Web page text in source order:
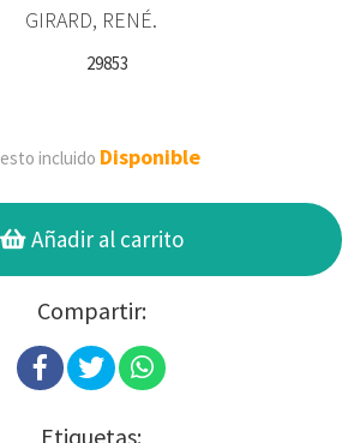
GIRARD, RENÉ.
29853
incluido Disponible
Añadir al carrito
Compartir:
Etiquetas: